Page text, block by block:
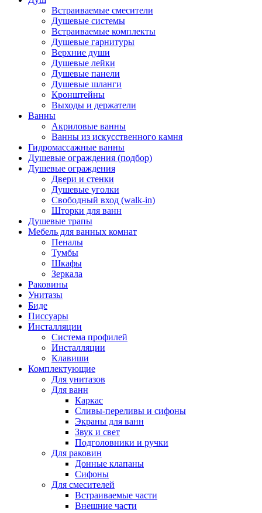
Встраиваемые смесители
Душевые системы
Встраиваемые комплекты
Душевые гарнитуры
Верхние души
Душевые лейки
Душевые панели
Душевые шланги
Кронштейны
Выходы и держатели
Ванны
Акриловые ванны
Ванны из искусственного камня
Гидромассажные ванны
Душевые ограждения (подбор)
Душевые ограждения
Двери и стенки
Душевые уголки
Свободный вход (walk-in)
Шторки для ванн
Душевые трапы
Мебель для ванных комнат
Пеналы
Тумбы
Шкафы
Зеркала
Раковины
Унитазы
Биде
Писсуары
Инсталляции
Система профилей
Инсталляции
Клавиши
Комплектующие
Для унитазов
Для ванн
Каркас
Сливы-переливы и сифоны
Экраны для ванн
Звук и свет
Подголовники и ручки
Для раковин
Донные клапаны
Сифоны
Для смесителей
Встраиваемые части
Внешние части